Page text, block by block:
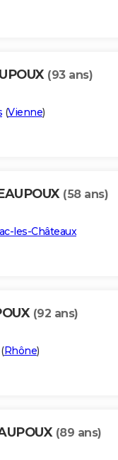
(93 ans)
(Vienne)
(58 ans)
les-Châteaux
(92 ans)
(Rhône)
(89 ans)